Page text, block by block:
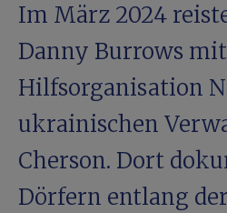
Im März 2024
Danny Burrows
Hilfsorganisation
ukrainischen
Cherson. Dort
Dörfern entlang